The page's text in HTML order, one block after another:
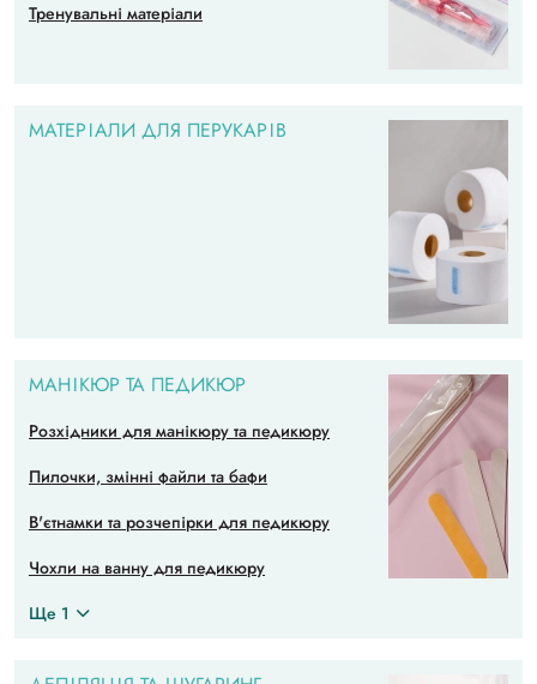
Тренувальні матеріали
МАТЕРІАЛИ ДЛЯ ПЕРУКАРІВ
МАНІКЮР ТА ПЕДИКЮР
Розхідники для манікюру та педикюру
Пилочки, змінні файли та бафи
В'єтнамки та розчепірки для педикюру
Чохли на ванну для педикюру
Ще 1